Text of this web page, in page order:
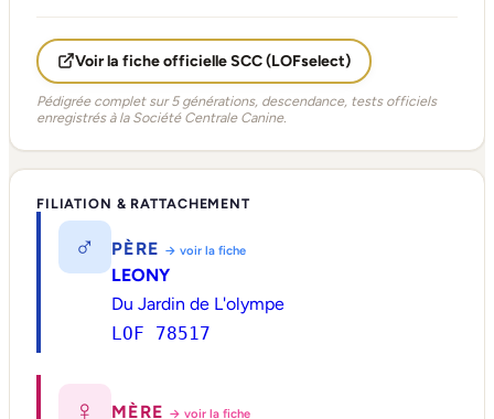
Voir la fiche officielle SCC (LOFselect)
Pédigrée complet sur 5 générations, descendance, tests officiels
enregistrés à la Société Centrale Canine.
FILIATION & RATTACHEMENT
♂ PÈRE → voir la fiche
LEONY
Du Jardin de L'olympe
LOF 78517
♀ MÈRE → voir la fiche